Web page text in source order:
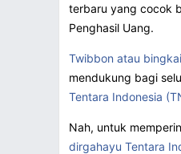
terbaru yang cocok
Penghasil Uang.
Twibbon atau
mendukung bagi
Tentara Indonesia
Nah, untuk
dirgahayu Tentara